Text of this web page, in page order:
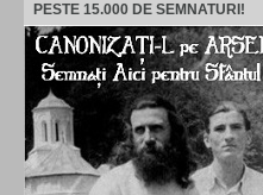
PESTE 15.000 DE SEMNATURI!